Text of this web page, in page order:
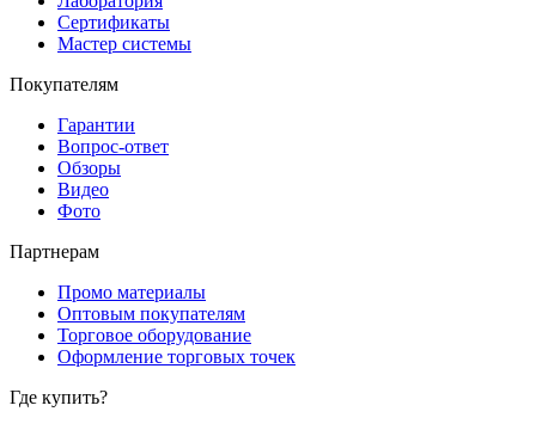
Сертификаты
Мастер системы
Покупателям
Гарантии
Вопрос-ответ
Обзоры
Видео
Фото
Партнерам
Промо материалы
Оптовым покупателям
Торговое оборудование
Оформление торговых точек
Где купить?